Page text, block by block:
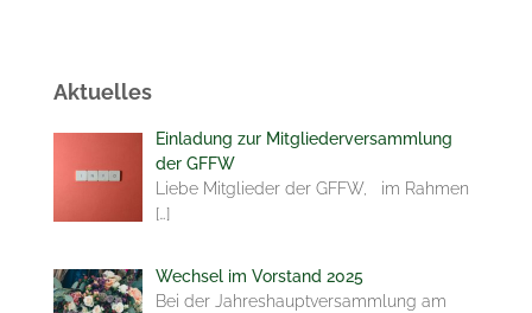
Aktuelles
Einladung zur Mitgliederversammlung
der GFFW
Liebe Mitglieder der GFFW, im Rahmen
[…]
Wechsel im Vorstand 2025
Bei der Jahreshauptversammlung am